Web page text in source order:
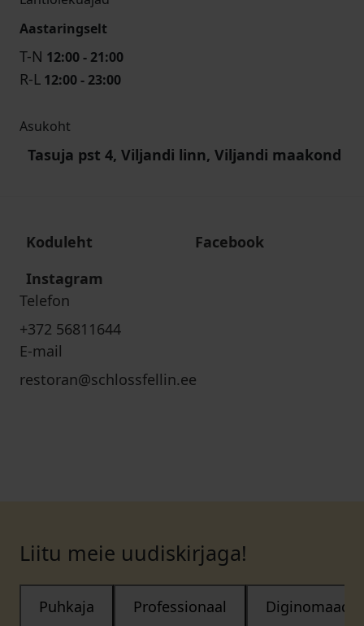
Aastaringselt
T-N 12:00 - 21:00
R-L 12:00 - 23:00
Asukoht
Tasuja pst 4, Viljandi linn, Viljandi maakond
Koduleht
Facebook
Instagram
Telefon
+372 56811644
E-mail
restoran@schlossfellin.ee
Liitu meie uudiskirjaga!
Puhkaja Professionaal Diginomaad